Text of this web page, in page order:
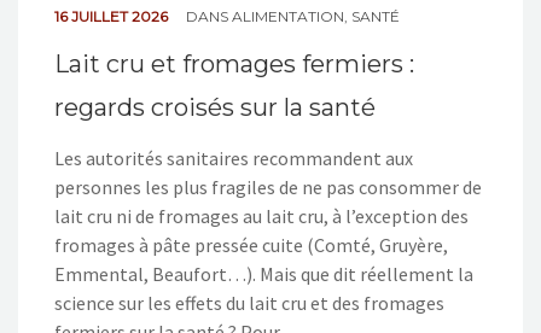
16 JUILLET 2026 DANS ALIMENTATION, SANTÉ
Lait cru et fromages fermiers :
regards croisés sur la santé
Les autorités sanitaires recommandent aux
personnes les plus fragiles de ne pas consommer de
lait cru ni de fromages au lait cru, à l’exception des
fromages à pâte pressée cuite (Comté, Gruyère,
Emmental, Beaufort…). Mais que dit réellement la
science sur les effets du lait cru et des fromages